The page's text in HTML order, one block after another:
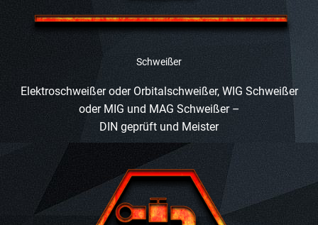
Elektroschweißer oder Orbitalschweißer, WIG Schweißer
oder MIG und MAG Schweißer –
DIN geprüft und Meister